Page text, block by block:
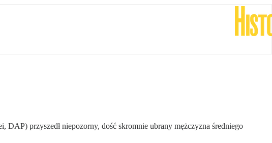
przyszedł niepozorny, dość skromnie ubrany mężczyzna średniego